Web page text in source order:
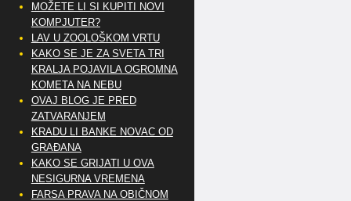
MOŽETE LI SI KUPITI NOVI
KOMPJUTER?
LAV U ZOOLOŠKOM VRTU
KAKO SE JE ZA SVETA TRI
KRALJA POJAVILA OGROMNA
KOMETA NA NEBU
OVAJ BLOG JE PRED
ZATVARANJEM
KRADU LI BANKE NOVAC OD
GRAĐANA
KAKO SE GRIJATI U OVA
NESIGURNA VREMENA
FARSA PRAVA NA OBIČNOM